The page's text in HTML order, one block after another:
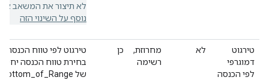
לא תיצור את המשאב או
נוסף על השינוי הזה
טירגוט
דמוגרפי
לפי הכנסה
לא
מחרוזת,
רשימה
כן טירגוט לפי טווח הכנסה